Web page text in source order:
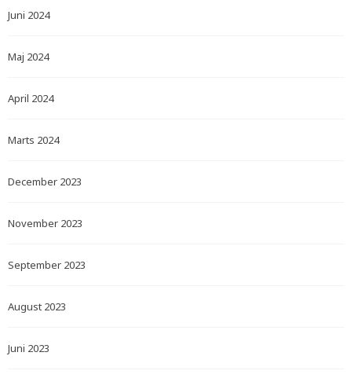
Juni 2024
Maj 2024
April 2024
Marts 2024
December 2023
November 2023
September 2023
August 2023
Juni 2023